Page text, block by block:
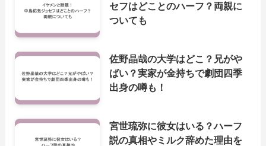
セフはどことのハーフ？両親に
ついても
佐野晶哉の大学はどこ？兄がや
ばい？実家が金持ちで劇団四季
出身の噂も！
宮世琉弥に彼女はいる？ハーフ
説の真相やミルク辞めた理由を